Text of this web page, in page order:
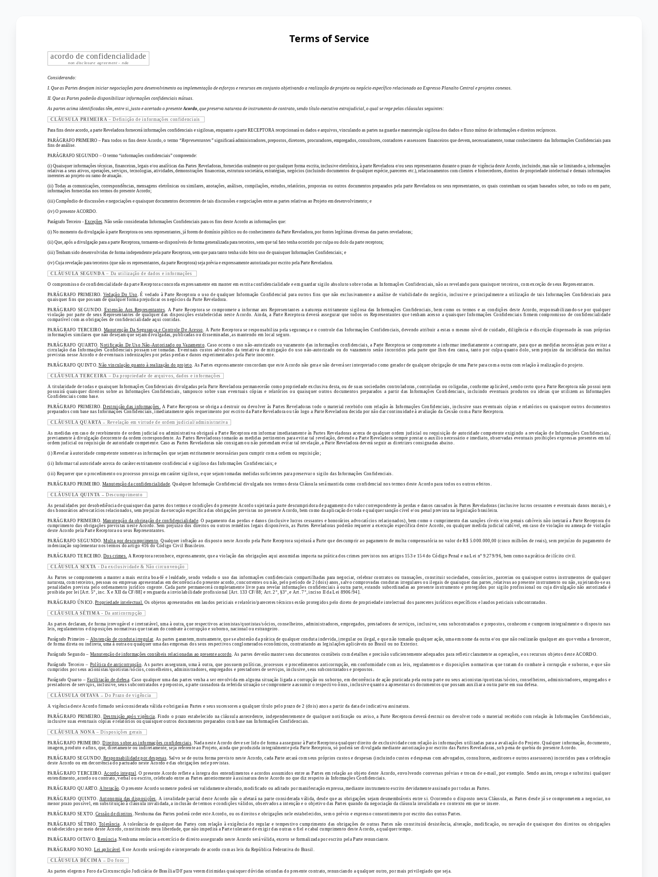
Terms of Service
acordo de confidencialidade
non disclosure agreement - nda
Considerando:
I. Que as Partes desejam iniciar negociações para desenvolvimento ou implementação de esforços e recursos em conjunto objetivando a realização de projeto ou negócio específico relacionado ao Expresso Planalto Central e projetos conexos.
II. Que as Partes poderão disponibilizar informações confidenciais mútuas.
As partes acima identificadas têm, entre si, justo e acertado o presenteAcordo, que preserva natureza de instrumento de contrato, sendo título executivo extrajudicial, o qual se rege pelas cláusulas seguintes:
CLÁUSULA PRIMEIRA – Definição de informações confidenciais
Para fins deste acordo, a parte Reveladora fornecerá informações confidenciais e sigilosas, enquanto a parte RECEPTORA recepcionará os dados e arquivos, vinculando as partes na guarda e manutenção sigilosa dos dados e fluxo mútuo de informações e direitos recíprocos.
PARÁGRAFO PRIMEIRO – Para todos os fins deste Acordo, o termo“Representantes” significará administradores, prepostos, diretores, procuradores, empregados, consultores, contadores e assessores financeiros que devem, necessariamente, tomar conhecimento das Informações Confidenciais para
fins de análise.
PARÁGRAFO SEGUNDO – O termo “informações confidenciais” compreende:
(i) Quaisquer informações técnicas, financeiras, legais e/ou analíticas das Partes Reveladoras, fornecidas oralmente ou por qualquer forma escrita, inclusive eletrônica, à parte Reveladora e/ou seus representantes durante o prazo de vigência deste Acordo, incluindo, mas não se limitando a, informações
relativas a seus ativos, operações, serviços, tecnologias, atividades, demonstrações financeiras, estrutura societária, estratégias, negócios (incluindo documentos de qualquer espécie, pareceres etc.), relacionamentos com clientes e fornecedores, direitos de propriedade intelectual e demais informações
inerentes ao projeto ou ramo de atuação.
(ii) Todas as comunicações, correspondências, mensagens eletrônicas ou similares, anotações, análises, compilações, estudos, relatórios, propostas ou outros documentos preparados pela parte Reveladora ou seus representantes, os quais contenham ou sejam baseados sobre, no todo ou em parte,
informações fornecidas nos termos do presente Acordo;
(iii) Compêndio de discussões e negociações e quaisquer documentos decorrentes de tais discussões e negociações entre as partes relativas ao Projeto em desenvolvimento; e
(iv) O presente ACORDO.
Parágrafo Terceiro - Exceções. Não serão consideradas Informações Confidenciais para os fins deste Acordo as informações que:
(i) No momento da divulgação à parte Receptora ou seus representantes, já forem de domínio público ou do conhecimento da Parte Reveladora, por fontes legítimas diversas das partes reveladoras;
(ii) Que, após a divulgação para a parte Receptora, tornarem-se disponíveis de forma generalizada para terceiros, sem que tal fato tenha ocorrido por culpa ou dolo da parte receptora;
(iii) Tenham sido desenvolvidas de forma independente pela parte Receptora, sem que para tanto tenha sido feito uso de quaisquer Informações Confidenciais; e
(iv) Cuja revelação para terceiros (que não os representantes, da parte Receptora) seja prévia e expressamente autorizada por escrito pela Parte Reveladora.
CLÁUSULA SEGUNDA – Da utilização de dados e informações
O compromisso de confidencialidade da parte Receptora concorda expressamente em manter em estrita confidencialidade e em guardar sigilo absoluto sobre todas as Informações Confidenciais, não as revelando para quaisquer terceiros, com exceção de seus Representantes.
PARÁGRAFO PRIMEIRO. Vedação Do Uso. É vedado à Parte Receptora o uso de qualquer Informação Confidencial para outros fins que não exclusivamente a análise de viabilidade do negócio, inclusive e principalmente a utilização de tais Informações Confidenciais para
quaisquer fins que possam de qualquer forma prejudicar os negócios da Parte Reveladora.
PARÁGRAFO SEGUNDO. Extensão Aos Representantes. A Parte Receptora se compromete a informar aos Representantes a natureza estritamente sigilosa das Informações Confidenciais, bem como os termos e as condições deste Acordo, responsabilizando-se por qualquer
violação por parte de seus Representantes de qualquer das disposições estabelecidas neste Acordo. Ainda, a Parte Receptora deverá assegurar que todos os Representantes que tenham acesso a quaisquer Informações Confidenciais firmem compromisso de confidencialidade
compatível com as obrigações de confidencialidade aqui contidas.
PARÁGRAFO TERCEIRO.Manutenção Da Segurança e Controle De Acesso. A Parte Receptora se responsabiliza pela segurança e o controle das Informações Confidenciais, devendo atribuir a estas o mesmo nível de cuidado, diligência e discrição dispensado às suas próprias
informações similares que não desejam que sejam divulgadas, publicadas ou disseminadas, as mantendo em local seguro.
PARÁGRAFO QUARTO.Notificação De Uso Não-Autorizado ou Vazamento. Caso ocorra o uso não-autorizado ou vazamento das informações confidenciais, a Parte Receptora se compromete a informar imediatamente a contraparte, para que as medidas necessárias para evitar a
circulação das Informações Confidenciais possam ser tomadas. Eventuais custos advindos da tentativa de mitigação do uso não-autorizado ou do vazamento serão incorridos pela parte que lhes deu causa, tanto por culpa quanto dolo, sem prejuízo da incidência das multas
previstas nesse Acordo e de eventuais indenizações por pelas perdas e danos experimentados pela Parte inocente.
PARÁGRAFO QUINTO.Não vinculação quanto à realização do projeto. As Partes expressamente concordam que este Acordo não gera e não deverá ser interpretado como gerador de qualquer obrigação de uma Parte para com a outra com relação à realização do projeto.
CLÁUSULA TERCEIRA – Da propriedade de arquivos, dados e informações
A titularidade de todas e quaisquer Informações Confidenciais divulgadas pela Parte Reveladora permanecerão como propriedade exclusiva desta, ou de suas sociedades controladoras, controladas ou coligadas, conforme aplicável, sendo certo que a Parte Receptora não possui nem
possuirá quaisquer direitos sobre as Informações Confidenciais, tampouco sobre suas eventuais cópias e relatórios ou quaisquer outros documentos preparados a partir das Informações Confidenciais, incluindo eventuais produtos ou ideias que utilizem as Informações
Confidenciais como base.
PARÁGRAFO PRIMEIRO.Destruição das informações.A Parte Receptora se obriga a destruir ou devolver às Partes Reveladoras todo o material recebido com relação às Informações Confidenciais, inclusive suas eventuais cópias e relatórios ou quaisquer outros documentos
preparados com base nas Informações Confidenciais, imediatamente após requerimento por escrito da Parte Reveladora ou tão logo a Parte Reveladora decida por não dar continuidade à avaliação da Cessão com a Parte Receptora.
CLÁUSULA QUARTA – Revelação em virtude de ordem judicial/administrativa
As medidas em caso de recebimento de ordem judicial ou administrativa obrigará a Parte Receptora em informar imediatamente às Partes Reveladoras acerca de qualquer ordem judicial ou requisição de autoridade competente exigindo a revelação de Informações Confidenciais,
previamente à divulgação decorrente da ordem correspondente. As Partes Reveladoras tomarão as medidas pertinentes para evitar tal revelação, devendo a Parte Reveladora sempre prestar o auxílio necessário e imediato, observadas eventuais proibições expressas presentes em tal
ordem judicial ou requisição de autoridade competente. Caso as Partes Reveladoras não consigam ou não pretendam evitar tal revelação, a Parte Reveladora deverá seguir as diretrizes consignadas abaixo.
(i) Revelar à autoridade competente somente as informações que sejam estritamente necessárias para cumprir com a ordem ou requisição;
(ii) Informar tal autoridade acerca do caráter estritamente confidencial e sigiloso das Informações Confidenciais; e
(iii) Requerer que o procedimento ou processo prossiga em caráter sigiloso, e que sejam tomadas medidas suficientes para preservar o sigilo das Informações Confidenciais.
PARÁGRAFO PRIMEIRO.Manutenção da confidencialidade. Qualquer Informação Confidencial divulgada nos termos desta Cláusula será mantida como confidencial nos termos deste Acordo para todos os outros efeitos.
CLÁUSULA QUINTA –Descumprimento
As penalidades por desobediência de quaisquer das partes dos termos e condições do presente Acordo sujeitará a parte descumpridora de pagamento do valor correspondente às perdas e danos causados às Partes Reveladoras (inclusive lucros cessantes e eventuais danos morais), e
dos honorários advocatícios relacionados, sem prejuízo da execução específica das obrigações previstas no presente Acordo, bem como da aplicação de toda e qualquer sanção cível e/ou penal prevista na legislação brasileira.
PARÁGRAFO PRIMEIRO. Manutenção da obrigação de confidencialidade. O pagamento das perdas e danos (inclusive lucros cessantes e honorários advocatícios relacionados), bem como o cumprimento das sanções cíveis e/ou penais cabíveis não isentará a Parte Receptora do
cumprimento das obrigações previstas neste Acordo. Sem prejuízo dos direitos ou outros remédios legais disponíveis, as Partes Reveladoras poderão requerer a execução específica deste Acordo, ou qualquer medida judicial cabível, em caso de violação ou ameaça de violação
deste Acordo pela Parte Receptora ou seus Representantes.
PARÁGRAFO SEGUNDO.Multa por descumprimento. Qualquer infração ao disposto neste Acordo pela Parte Receptora sujeitará a Parte que descumprir ao pagamento de multa compensatória no valor de R$ 5.000.000,00 (cinco milhões de reais), sem prejuízo do pagamento de
indenização suplementar nos termos do artigo 416 do Código Civil Brasileiro.
PARÁGRAFO TERCEIRO.Dos crimes. A Receptora reconhece, expressamente, que a violação das obrigações aqui assumidas importa na prática dos crimes previstos nos artigos 153 e 154 do Código Penal e na Lei nº 9.279/96, bem como na prática de ilícito civil.
CLÁUSULA SEXTA -Da exclusividade & Não circunvenção
As Partes se comprometem a manter a mais estrita boa-fé e lealdade, sendo vedado o uso das informações confidenciais compartilhadas para negociar, celebrar contratos ou transações, constituir sociedades, consórcios, parcerias ou quaisquer outros instrumentos de qualquer
natureza, com terceiros, pessoas ou empresas apresentadas em decorrência do presente acordo, concorrentes ou não, pelo período de 2 (dois) anos, salvo comprovadas condutas irregulares ou ilegais de quaisquer das partes, relativas ao presente instrumento ou não, sujeitando-se as
penalidades prevista pelo ordenamento jurídico cogente. Cada parte permanecerá completamente livre para revelar informações confidenciais à outra parte, estando subordinadas ao presente instrumento e protegidos por sigilo profissional ou cuja divulgação não autorizada é
proibida por lei [Art. 5°, inc. X e XII da CF/88] e resguarda a inviolabilidade profissional [Art. 133 CF/88; Art. 2°, §3°, e Art. 7°, inciso II da Lei 8906/94].
PARÁGRAFO ÚNICO.Propriedade intelectual. Os objetos apresentados em laudos periciais e relatório/pareceres técnicos estão protegidos pelo direto de propriedade intelectual dos pareceres jurídicos específicos e laudos periciais subcontratados.
CLÁUSULA SÉTIMA - Da anticorrupção
As partes declaram, de forma irrevogável e irretratável, uma à outra, que respectivos acionistas/quotistas/sócios, conselheiros, administradores, empregados, prestadores de serviços, inclusive, seus subcontratados e prepostos, conhecem e cumprem integralmente o disposto nas
leis, regulamentos e disposições normativas que tratam do combate à corrupção e suborno, nacional ou estrangeiro.
Parágrafo Primeiro – Abstenção de conduta irregular. As partes garantem, mutuamente, que se absterão da prática de qualquer conduta indevida, irregular ou ilegal, e que não tomarão qualquer ação, uma em nome da outra e/ou que não realizarão qualquer ato que venha a favorecer,
de forma direta ou indireta, uma à outra ou qualquer uma das empresas dos seus respectivos conglomerados econômicos, contrariando as legislações aplicáveis no Brasil ou no Exterior.
Parágrafo Segundo –Manutenção de informações contábeis relacionadas ao presente acordo. As partes deverão manter seus documentos contábeis com detalhes e precisão suficientemente adequados para refletir claramente as operações, e os recursos objetos deste ACORDO.
Parágrafo Terceiro – Política de anticorrupção. As partes asseguram, uma à outra, que possuem políticas, processos e procedimentos anticorrupção, em conformidade com as leis, regulamentos e disposições normativas que tratam do combate à corrupção e suborno, e que são
cumpridos por seus acionistas/quotistas/sócios, conselheiros, administradores, empregados e prestadores de serviços, inclusive, seus subcontratados e prepostos.
Parágrafo Quarto – Facilitação de defesa. Caso qualquer uma das partes venha a ser envolvida em alguma situação ligada a corrupção ou suborno, em decorrência de ação praticada pela outra parte ou seus acionistas/quotistas/sócios, conselheiros, administradores, empregados e
prestadores de serviços, inclusive, seus subcontratados e prepostos, a parte causadora da referida situação se compromete a assumir o respectivo ônus, inclusive quanto a apresentar os documentos que possam auxiliar a outra parte em sua defesa.
CLÁUSULA OITAVA –Do Prazo de vigência
A vigência deste Acordo firmado será considerada válida e obrigará as Partes e seus sucessores a qualquer título pelo prazo de 2 (dois) anos a partir da data de indicativa assinatura.
PARÁGRAFO PRIMEIRO. Destruição após vigência. Findo o prazo estabelecido na cláusula antecedente, independentemente de qualquer notificação ou aviso, a Parte Receptora deverá destruir ou devolver todo o material recebido com relação às Informações Confidenciais,
inclusive suas eventuais cópias e relatórios ou quaisquer outros documentos preparados com base nas Informações Confidenciais.
CLÁUSULA NONA– Disposições gerais
PARÁGRAFO PRIMEIRO.Direitos sobre as informações confidenciais. Nada neste Acordo deve ser lido de forma a assegurar à Parte Receptora qualquer direito de exclusividade com relação às informações utilizadas para a avaliação do Projeto. Qualquer informação, documento,
imagem, produto e afins, que, diretamente ou indiretamente, seja referente ao Projeto, ainda que produzida integralmente pela Parte Receptora, só poderá ser divulgada mediante autorização por escrito das Partes Reveladoras, sob pena de quebra do presente Acordo.
PARÁGRAFO SEGUNDO.Responsabilidade por despesas. Salvo se de outra forma previsto neste Acordo, cada Parte arcará com seus próprios custos e despesas (incluindo custos e despesas com advogados, consultores, auditores e outros assessores) incorridos para a celebração
deste Acordo ou em decorrência do pactuado neste Acordo e das obrigações nele previstas.
PARÁGRAFO TERCEIRO. Acordo integral. O presente Acordo reflete a íntegra dos entendimentos e acordos assumidos entre as Partes em relação ao objeto deste Acordo, envolvendo conversas prévias e trocas de e-mail, por exemplo. Sendo assim, revoga e substitui qualquer
entendimento, acordo ou contrato, verbal ou escrito, celebrado entre as Partes anteriormente à assinatura deste Acordo no que diz respeito às Informações Confidenciais.
PARÁGRAFO QUARTO.Alteração. O presente Acordo somente poderá ser validamente alterado, modificado ou aditado por manifestação expressa, mediante instrumento escrito devidamente assinado por todas as Partes.
PARÁGRAFO QUINTO. Autonomia das disposições. A invalidade parcial deste Acordo não o afetará na parte considerada válida, desde que as obrigações sejam desmembráveis entre si. Ocorrendo o disposto nesta Cláusula, as Partes desde já se comprometem a negociar, no
menor prazo possível, em substituição à cláusula invalidada, a inclusão de termos e condições válidos, observados a intenção e o objetivo das Partes quando da negociação da cláusula invalidada e o contexto em que se insere.
PARÁGRAFO SEXTO.Cessão de direitos. Nenhuma das Partes poderá ceder este Acordo, ou os direitos e obrigações nele estabelecidos, sem o prévio e expresso consentimento por escrito das outras Partes.
PARÁGRAFO SÉTIMO. Tolerância. A tolerância de qualquer das Partes com relação à exigência do regular e tempestivo cumprimento das obrigações de outras Partes não constituirá desistência, alteração, modificação, ou novação de quaisquer dos direitos ou obrigações
estabelecidos por meio deste Acordo, constituindo mera liberdade, que não impedirá a Parte tolerante de exigir das outras o fiel e cabal cumprimento deste Acordo, a qualquer tempo.
PARÁGRAFO OITAVO.Renúncia. Nenhuma renúncia a exercício de direito assegurado neste Acordo será válida, exceto se formalizada por escrito pela Parte renunciante.
PARÁGRAFO NONO. Lei aplicável. Este Acordo será regido e interpretado de acordo com as leis da República Federativa do Brasil.
CLÁUSULA DÉCIMA – Do foro
As partes elegem o Foro da Circunscrição Judiciária de Brasília/DF para verem dirimidas quaisquer dúvidas oriundas do presente contrato, renunciando a qualquer outro, por mais privilegiado que seja.